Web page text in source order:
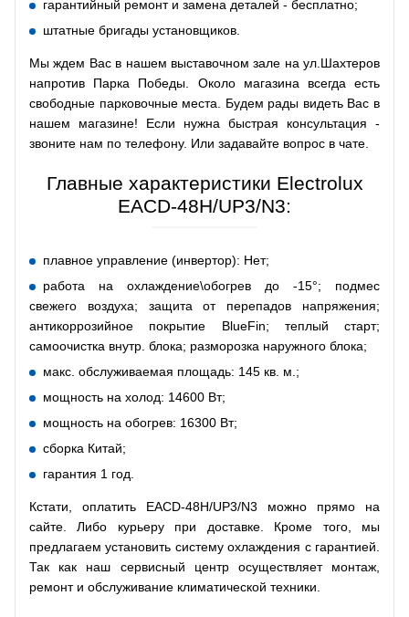
гарантийный ремонт и замена деталей - бесплатно;
штатные бригады установщиков.
Мы ждем Вас в нашем выставочном зале на ул.Шахтеров
напротив Парка Победы. Около магазина всегда есть
свободные парковочные места. Будем рады видеть Вас в
нашем магазине! Если нужна быстрая консультация -
звоните нам по телефону. Или задавайте вопрос в чате.
Главные характеристики Electrolux
EACD-48H/UP3/N3:
плавное управление (инвертор): Нет;
работа на охлаждение\обогрев до -15°; подмес
свежего воздуха; защита от перепадов напряжения;
антикоррозийное покрытие BlueFin; теплый старт;
самоочистка внутр. блока; разморозка наружного блока;
макс. обслуживаемая площадь: 145 кв. м.;
мощность на холод: 14600 Вт;
мощность на обогрев: 16300 Вт;
сборка Китай;
гарантия 1 год.
Кстати, оплатить EACD-48H/UP3/N3 можно прямо на
сайте. Либо курьеру при доставке. Кроме того, мы
предлагаем установить систему охлаждения с гарантией.
Так как наш сервисный центр осуществляет монтаж,
ремонт и обслуживание климатической техники.